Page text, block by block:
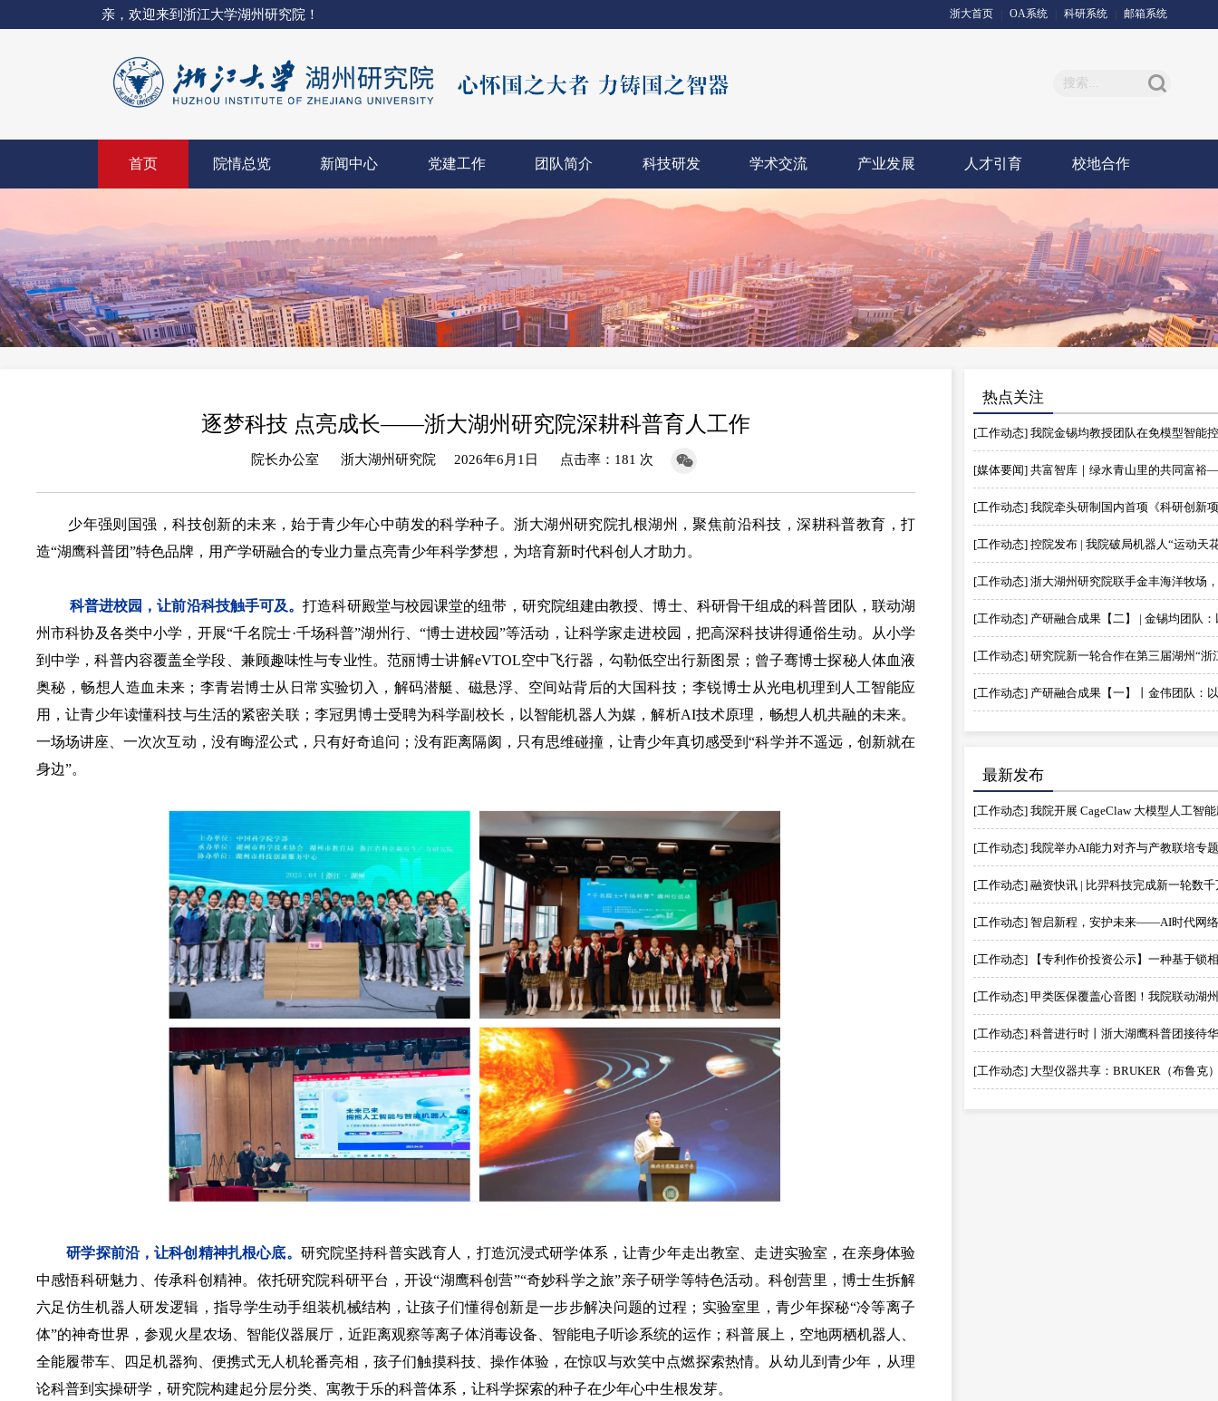
亲，欢迎来到浙江大学湖州研究院！ 邮箱系统
科研系统
OA系统
浙大首页
首页 院情总览 新闻中心 党建工作 团队简介 科技研发 学术交流 产业发展 人才引育 校地合作
逐梦科技 点亮成长——浙大湖州研究院深耕科普育人工作
院长办公室 浙大湖州研究院 2026年6月1日 点击率：181 次
少年强则国强，科技创新的未来，始于青少年心中萌发的科学种子。浙大湖州研究院扎根湖州，聚焦前沿科技，深耕科普教育，打
造“湖鹰科普团”特色品牌，用产学研融合的专业力量点亮青少年科学梦想，为培育新时代科创人才助力。
科普进校园，让前沿科技触手可及。打造科研殿堂与校园课堂的纽带，研究院组建由教授、博士、科研骨干组成的科普团队，联动湖
州市科协及各类中小学，开展“千名院士·千场科普”湖州行、“博士进校园”等活动，让科学家走进校园，把高深科技讲得通俗生动。从小学
到中学，科普内容覆盖全学段、兼顾趣味性与专业性。范丽博士讲解eVTOL空中飞行器，勾勒低空出行新图景；曾子骞博士探秘人体血液
奥秘，畅想人造血未来；李青岩博士从日常实验切入，解码潜艇、磁悬浮、空间站背后的大国科技；李锐博士从光电机理到人工智能应
用，让青少年读懂科技与生活的紧密关联；李冠男博士受聘为科学副校长，以智能机器人为媒，解析AI技术原理，畅想人机共融的未来。
一场场讲座、一次次互动，没有晦涩公式，只有好奇追问；没有距离隔阂，只有思维碰撞，让青少年真切感受到“科学并不遥远，创新就在
身边”。
研学探前沿，让科创精神扎根心底。 研究院坚持科普实践育人，打造沉浸式研学体系，让青少年走出教室、走进实验室，在亲身体验
中感悟科研魅力、传承科创精神。依托研究院科研平台，开设“湖鹰科创营”“奇妙科学之旅”亲子研学等特色活动。科创营里，博士生拆解
六足仿生机器人研发逻辑，指导学生动手组装机械结构，让孩子们懂得创新是一步步解决问题的过程；实验室里，青少年探秘“冷等离子
体”的神奇世界，参观火星农场、智能仪器展厅，近距离观察等离子体消毒设备、智能电子听诊系统的运作；科普展上，空地两栖机器人、
全能履带车、四足机器狗、便携式无人机轮番亮相，孩子们触摸科技、操作体验，在惊叹与欢笑中点燃探索热情。从幼儿到青少年，从理
论科普到实操研学，研究院构建起分层分类、寓教于乐的科普体系，让科学探索的种子在少年心中生根发芽。
热点关注
最新发布
[工作动态] 我院举办AI能力对齐与产教联培专